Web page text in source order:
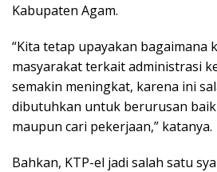
Kabupaten Agam.
“Kita tetap upayakan bagaimana
masyarakat terkait administrasi
semakin meningkat, karena ini
dibutuhkan untuk berurusan
maupun cari pekerjaan,” katanya.
Bahkan, KTP-el jadi salah satu